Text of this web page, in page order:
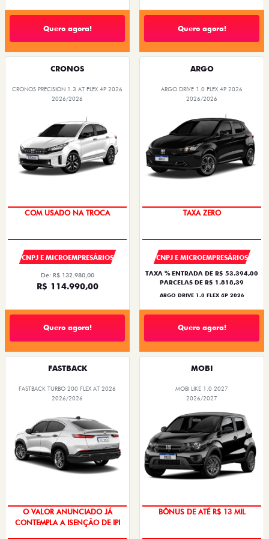
Quero agora! Quero agora!
CRONOS
CRONOS PRECISION 1.3 AT FLEX 4P 2026
2026/2026
COM USADO NA TROCA
CNPJ E MICROEMPRESÁRIOS
De: R$ 132.980,00
R$ 114.990,00
Quero agora!
ARGO
ARGO DRIVE 1.0 FLEX 4P 2026
2026/2026
TAXA ZERO
CNPJ E MICROEMPRESÁRIOS
TAXA % ENTRADA DE R$ 53.394,00
PARCELAS DE R$ 1.818,39
ARGO DRIVE 1.0 FLEX 4P 2026
Quero agora!
FASTBACK
FASTBACK TURBO 200 FLEX AT 2026
2026/2026
O VALOR ANUNCIADO JÁ
CONTEMPLA A ISENÇÃO DE IPI
MOBI
MOBI LIKE 1.0 2027
2026/2027
BÔNUS DE ATÉ R$ 13 MIL